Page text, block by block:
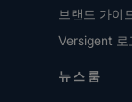
브랜드 가이
Versigent 로
뉴스룸